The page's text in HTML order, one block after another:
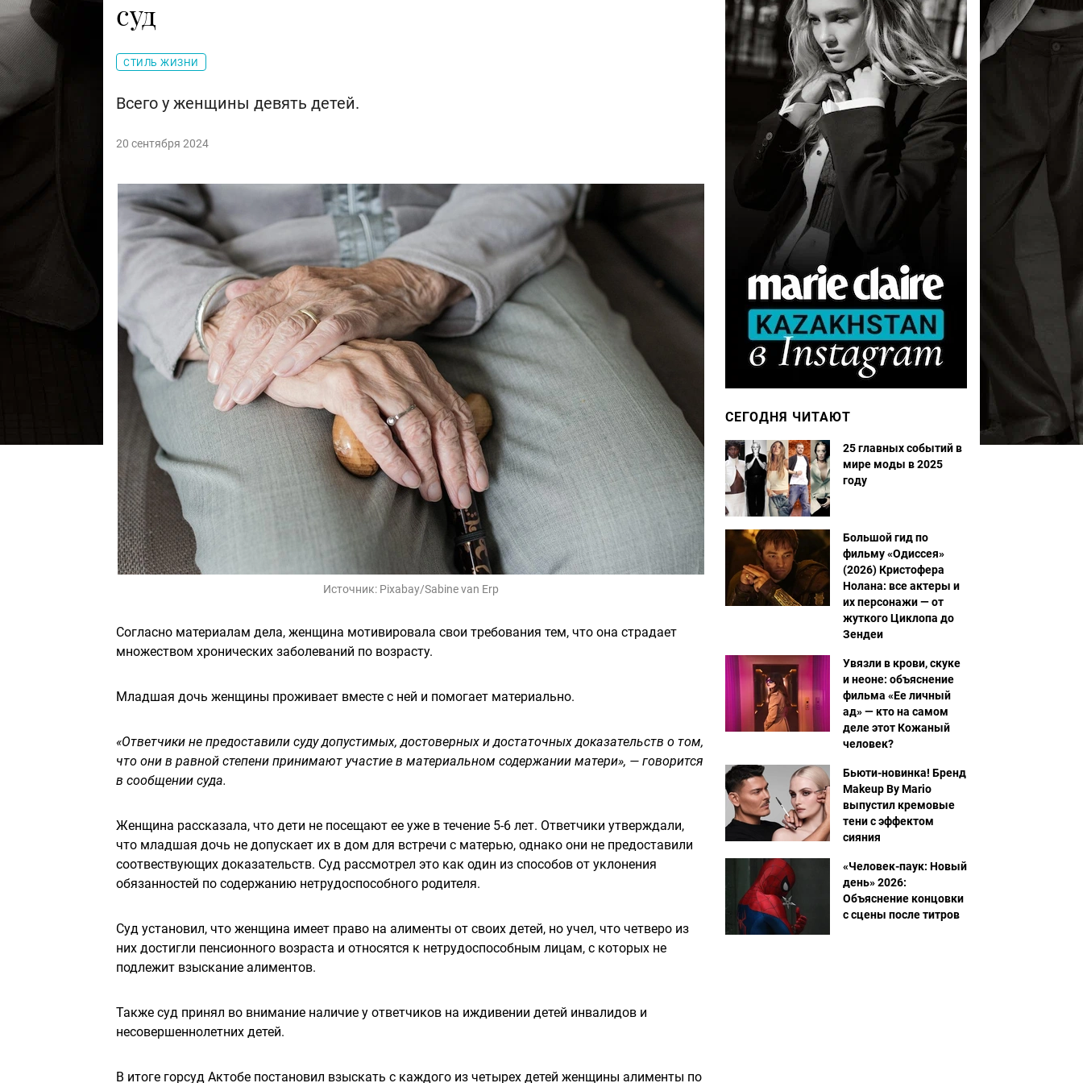
суд
СТИЛЬ ЖИЗНИ
Всего у женщины девять детей.
20 сентября 2024
Источник: Pixabay/Sabine van Erp
Согласно материалам дела, женщина мотивировала свои требования тем, что она страдает
множеством хронических заболеваний по возрасту.
Младшая дочь женщины проживает вместе с ней и помогает материально.
«Ответчики не предоставили суду допустимых, достоверных и достаточных доказательств о том,
что они в равной степени принимают участие в материальном содержании матери», — говорится
в сообщении суда.
Женщина рассказала, что дети не посещают ее уже в течение 5-6 лет. Ответчики утверждали,
что младшая дочь не допускает их в дом для встречи с матерью, однако они не предоставили
соотвествующих доказательств. Суд рассмотрел это как один из способов от уклонения
обязанностей по содержанию нетрудоспособного родителя.
Суд установил, что женщина имеет право на алименты от своих детей, но учел, что четверо из
них достигли пенсионного возраста и относятся к нетрудоспособным лицам, с которых не
подлежит взыскание алиментов.
Также суд принял во внимание наличие у ответчиков на иждивении детей инвалидов и
несовершеннолетних детей.
В итоге горсуд Актобе постановил взыскать с каждого из четырех детей женщины алименты по
СЕГОДНЯ ЧИТАЮТ
25 главных событий в
мире моды в 2025
году
Большой гид по
фильму «Одиссея»
(2026) Кристофера
Нолана: все актеры и
их персонажи — от
жуткого Циклопа до
Зендеи
Увязли в крови, скуке
и неоне: объяснение
фильма «Ее личный
ад» — кто на самом
деле этот Кожаный
человек?
Бьюти-новинка! Бренд
Makeup By Mario
выпустил кремовые
тени с эффектом
сияния
«Человек-паук: Новый
день» 2026:
Объяснение концовки
с сцены после титров